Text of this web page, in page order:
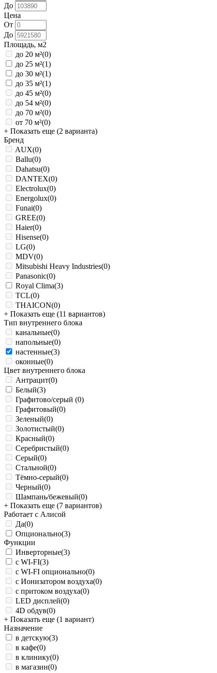
До
Цена
От
До
Площадь, м2
до 20 м²(0)
до 25 м²(1)
до 30 м²(1)
до 35 м²(1)
до 45 м²(0)
до 54 м²(0)
до 70 м²(0)
от 70 м²(0)
+ Показать еще (2 варианта)
Бренд
AUX(0)
Ballu(0)
Dahatsu(0)
DANTEX(0)
Electrolux(0)
Energolux(0)
Funai(0)
GREE(0)
Haier(0)
Hisense(0)
LG(0)
MDV(0)
Mitsubishi Heavy Industries(0)
Panasonic(0)
Royal Clima(3)
TCL(0)
THAICON(0)
+ Показать еще (11 вариантов)
Тип внутреннего блока
канальные(0)
напольные(0)
настенные(3)
оконные(0)
Цвет внутреннего блока
Антрацит(0)
Белый(3)
Графитово/серый (0)
Графитовый(0)
Зеленый(0)
Золотистый(0)
Красный(0)
Серебристый(0)
Серый(0)
Стальной(0)
Тёмно-серый(0)
Черный(0)
Шампань/бежевый(0)
+ Показать еще (7 вариантов)
Работает с Алисой
Да(0)
Опционально(3)
Функции
Инверторные(3)
с WI-FI(3)
с WI-FI опционально(0)
с Ионизатором воздуха(0)
с притоком воздуха(0)
LED дисплей(0)
4D обдув(0)
+ Показать еще (1 вариант)
Назначение
в детскую(3)
в кафе(0)
в клинику(0)
в магазин(0)